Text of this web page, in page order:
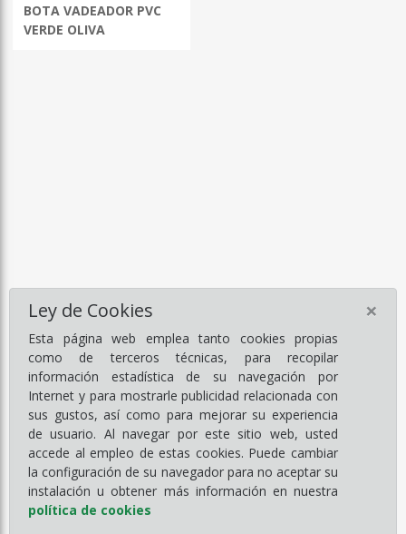
Ley de Cookies
Esta página web emplea tanto cookies propias
como de terceros técnicas, para recopilar
información estadística de su navegación por
Internet y para mostrarle publicidad relacionada con
sus gustos, así como para mejorar su experiencia
de usuario. Al navegar por este sitio web, usted
accede al empleo de estas cookies. Puede cambiar
la configuración de su navegador para no aceptar su
instalación u obtener más información en nuestra
política de cookies
×
BOTA VADEADOR PVC
VERDE OLIVA